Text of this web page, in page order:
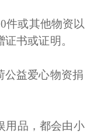
件或其他物资以
书或证明。
公益爱心物资捐
用品，都会由小